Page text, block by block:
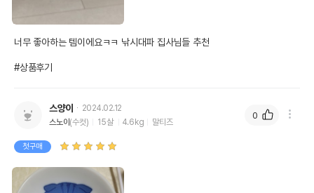
너무 좋아하는 템이에요ㅋㅋ 낚시대파 집사님들 추천
#상품후기
스양이
2024.02.12
스노이 (수컷) 15살 4.6kg 말티즈
첫구매
0